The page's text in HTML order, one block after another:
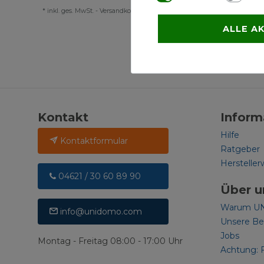
* inkl. ges. MwSt. - Versandkostenfrei ab 500 €
Kontakt
Kontaktformular
04621 / 30 60 89 90
info@unidomo.com
Montag - Freitag 08:00 - 17:00 Uhr
Hilfe
Ratgeber
Über
Warum
Unsere
Jobs
Achtung:
ALLE